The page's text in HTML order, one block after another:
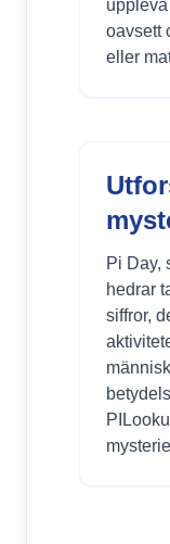
oavsett
eller
Pi Day,
hedrar
siffror,